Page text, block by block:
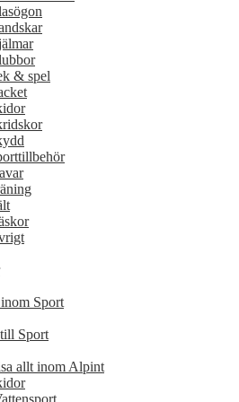
& spel
Sport
Sport
allt inom Alpint